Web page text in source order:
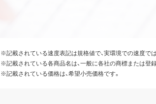
※記載されている速度表記は規格値で、実環境での速度で
※記載されている各商品名は、一般に各社の商標または登
※記載されている価格は、希望小売価格です。